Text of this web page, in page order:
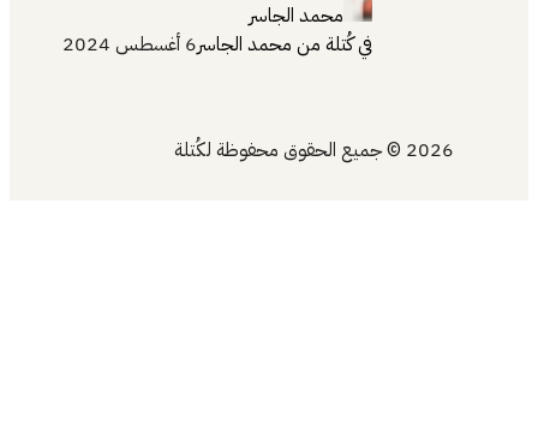
محمد الجاسر
فيكُتلة من محمد الجاسر6 أغسطس 2024
2026 © جميع الحقوق محفوظة لكُتلة